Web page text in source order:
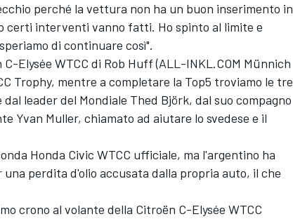
perché la vettura non ha un buon inserimento in
certi interventi vanno fatti. Ho spinto al limite e
di continuare così".
Elysée WTCC di Rob Huff (ALL-INKL.COM Münnich
Trophy, mentre a completare la Top5 troviamo le tre
leader del Mondiale Thed Björk, dal suo compagno
Yvan Muller, chiamato ad aiutare lo svedese e il
Honda Civic WTCC ufficiale, ma l'argentino ha
perdita d'olio accusata dalla propria auto, il che
crono al volante della Citroën C-Elysée WTCC